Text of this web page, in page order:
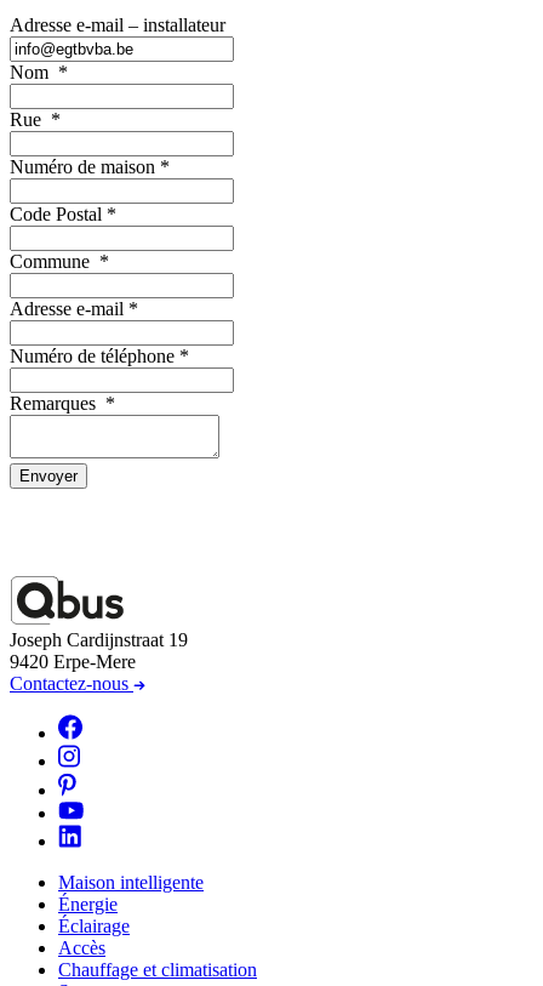
Adresse e-mail – installateur
Nom *
Rue *
Numéro de maison *
Code Postal *
Commune *
Adresse e-mail *
Numéro de téléphone *
Remarques *
Envoyer
Joseph Cardijnstraat 19
9420 Erpe-Mere
Contactez-nous
Maison intelligente
Énergie
Éclairage
Accès
Chauffage et climatisation